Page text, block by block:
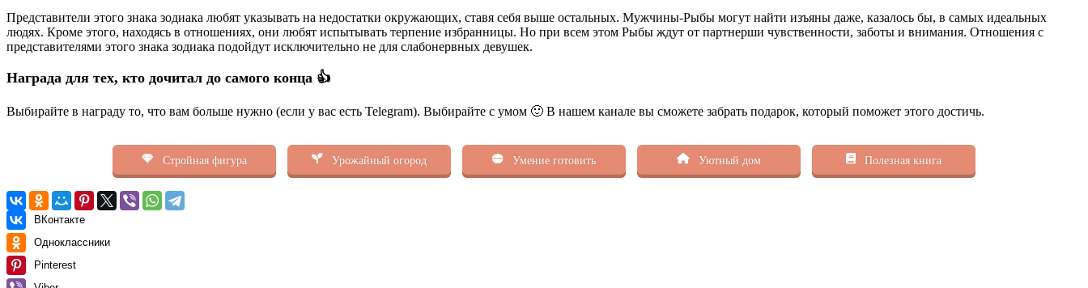
Представители этого знака зодиака любят указывать на недостатки окружающих, ставя себя выше остальных. Мужчины-Рыбы могут найти изъяны даже, казалось бы, в самых идеальных
людях. Кроме этого, находясь в отношениях, они любят испытывать терпение избранницы. Но при всем этом Рыбы ждут от партнерши чувственности, заботы и внимания. Отношения с
представителями этого знака зодиака подойдут исключительно не для слабонервных девушек.
Награда для тех, кто дочитал до самого конца 👍
Выбирайте в награду то, что вам больше нужно (если у вас есть Telegram). Выбирайте с умом 🙂 В нашем канале вы сможете забрать подарок, который поможет этого достичь.
Стройная фигура Урожайный огород Умение готовить Уютный дом Полезная книга
ВКонтакте
Одноклассники
Pinterest